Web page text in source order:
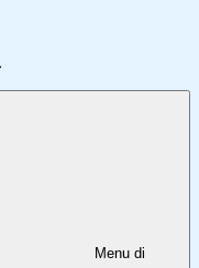
Menu di